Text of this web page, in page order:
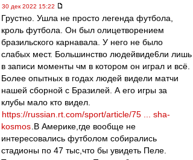
30 дек 2022 15:22
Грустно. Ушла не просто легенда футбола,
кроль футбола. Он был олицетворением
бразильского карнавала. У него не было
слабых мест. Большинство людейвиде6ли лишь
в записи моменты чм в котором он играл и всё.
Более опытных в годах людей видели матчи
нашей сборной с Бразилей. А его игры за
клубы мало кто видел.
https://russian.rt.com/sport/article/75 ... sha-
kosmos .В Америке,где вообще не
интересовались футболом собирались
стадионы по 47 тыс,что бы увидеть Пеле.